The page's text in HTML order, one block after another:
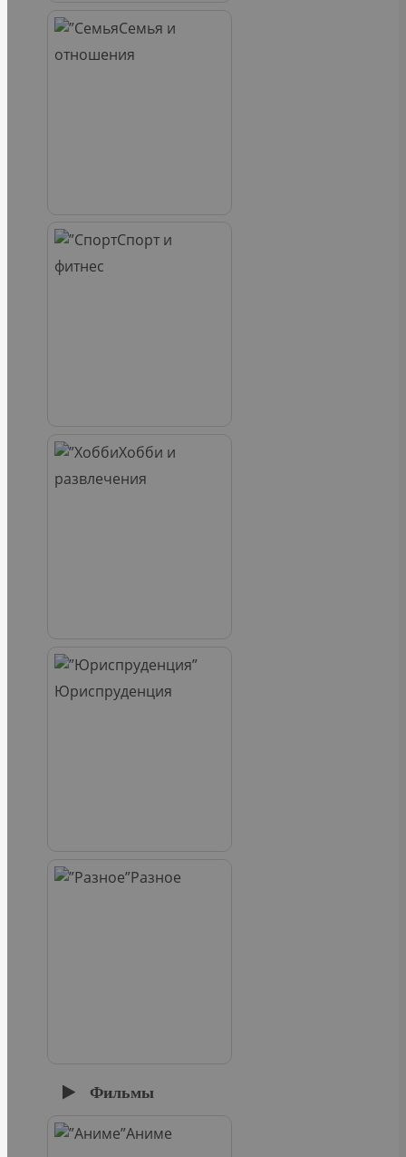
Семья и
отношения
Спорт и
фитнес
Хобби и
развлечения
Юриспруденция
Разное
Фильмы
Аниме